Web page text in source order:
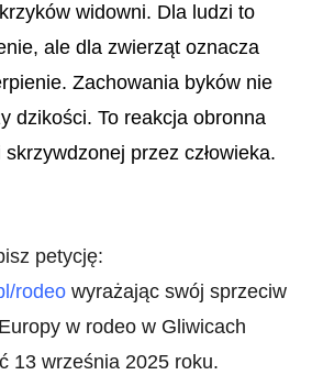
widowni. Dla ludzi to
ale dla zwierząt oznacza
Zachowania byków nie
dzikości. To reakcja obronna
przez człowieka.
petycję:
rodeo wyrażając swój sprzeciw
w rodeo w Gliwicach
13 września 2025 roku.